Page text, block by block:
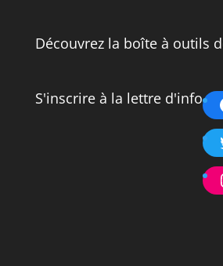
Découvrez la boîte à outils
S'inscrire à la lettre d'info